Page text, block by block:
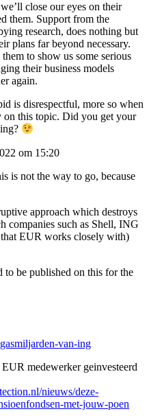
close our eyes on their
them. Support from the
research, does nothing but
plans far beyond necessary.
to show us some serious
their business models
again.
is disrespectful, more so when
on this topic. Did you get your
om 15:20
is not the way to go, because
approach which destroys
companies such as Shell, ING
EUR works closely with)
to be published on this for the
van-ing
medewerker geinvesteerd
nieuws/deze-
met-jouw-poen